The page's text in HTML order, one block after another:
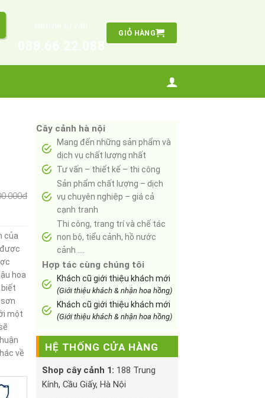
GIỎ HÀNG
của
hoa
biết
một
về
Cây cảnh hà nội
Mang đến những sản phẩm và
dịch vụ chất lượng nhất
Tư vấn – thiết kế – thi công
Sản phẩm chất lượng – dịch
vụ chuyên nghiệp – giá cả
cạnh tranh
Thi công, trang trí và chế tác
non bộ, tiểu cảnh, hồ nước
cảnh ….
Hợp tác cùng chúng tôi
Khách cũ giới thiệu khách mới
(Giới thiệu khách & nhận hoa hồng)
Khách cũ giới thiệu khách mới
(Giới thiệu khách & nhận hoa hồng)
HỆ THỐNG CỬA HÀNG
Shop cây cảnh 1: 188 Trung
Kính, Cầu Giấy, Hà Nội